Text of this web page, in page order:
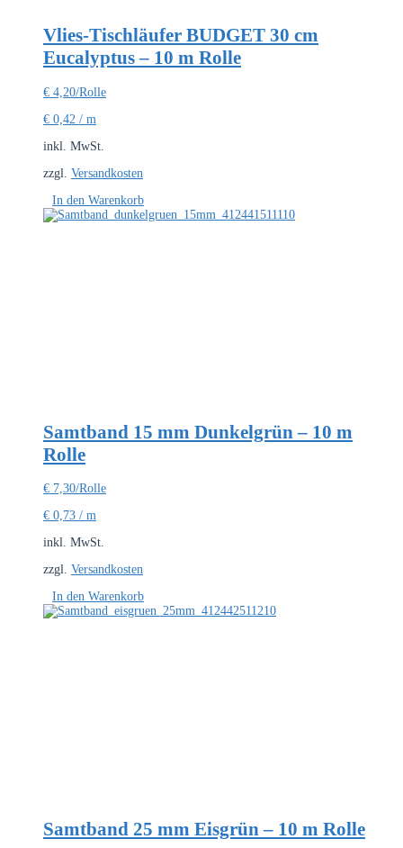
Vlies-Tischläufer BUDGET 30 cm
Eucalyptus – 10 m Rolle
€ 4,20/Rolle
€ 0,42 / m
inkl. MwSt.
zzgl. Versandkosten
In den Warenkorb
Samtband 15 mm Dunkelgrün – 10 m
Rolle
€ 7,30/Rolle
€ 0,73 / m
inkl. MwSt.
zzgl. Versandkosten
In den Warenkorb
Samtband 25 mm Eisgrün – 10 m Rolle